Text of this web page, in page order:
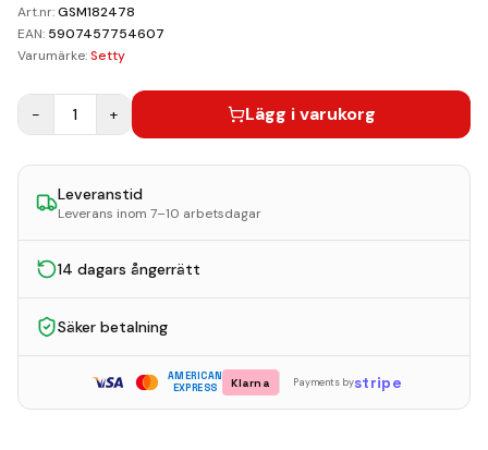
Art.nr:GSM182478
EAN: 5907457754607
Varumärke:Setty
− 1 + Lägg i varukorg
Leveranstid
Leverans inom 7–10 arbetsdagar
14 dagars ångerrätt
Säker betalning
AMERICAN
EXPRESS
Klarna Payments bystripe